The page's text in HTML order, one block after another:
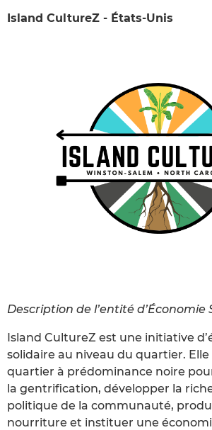
Island CultureZ - États-Unis
Description de l’entité d’Économie
Island CultureZ est une initiative
solidaire au niveau du quartier.
quartier à prédominance noire
la gentrification, développer la
politique de la communauté,
nourriture et instituer une